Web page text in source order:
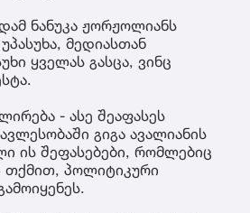
ნანუკა ჟორჟოლიანს
მედიასთან
ყველას გასცა, ვინც
- ასე შეაფასეს
გიგა ავალიანის
ის შეფასებები, რომლებიც
თქმით, პოლიტიკური